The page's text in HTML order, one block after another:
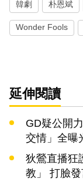
韓劇 朴恩斌
Wonder Fools
延伸閱讀
GD疑公開
交情」全曝
狄鶯直播狂
教」 打臉